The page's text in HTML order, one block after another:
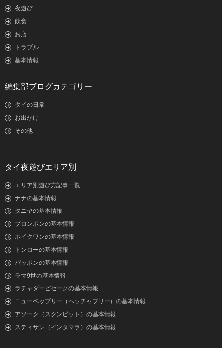
夜遊び
飲食
お店
トラブル
基本情報
編集部ブログカテゴリー
タイの日常
お出かけ
その他
タイ夜遊びエリア別
エリア別遊び方記事一覧
ナナの基本情報
タニヤの基本情報
プロンポンの基本情報
ホイクワンの基本情報
トンローの基本情報
パッポンの基本情報
ラマ9世の基本情報
ラチャダーピセークの基本情報
ニューペッブリー（ペッチャブリー）の基本情報
アソーク（スクンビット）の基本情報
スティサン（インタマラ）の基本情報